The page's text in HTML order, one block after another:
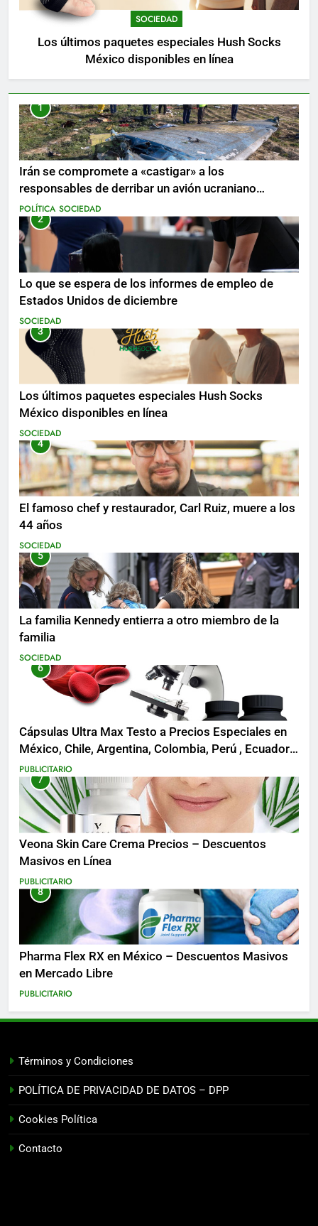
SOCIEDAD
Los últimos paquetes especiales Hush Socks
México disponibles en línea
1
Irán se compromete a «castigar» a los
responsables de derribar un avión ucraniano
mientras se realizan arrestos
POLÍTICA SOCIEDAD
2
Lo que se espera de los informes de empleo de
Estados Unidos de diciembre
SOCIEDAD
3
Los últimos paquetes especiales Hush Socks
México disponibles en línea
SOCIEDAD
4
El famoso chef y restaurador, Carl Ruiz, muere a los
44 años
SOCIEDAD
5
La familia Kennedy entierra a otro miembro de la
familia
SOCIEDAD
6
Cápsulas Ultra Max Testo a Precios Especiales en
México, Chile, Argentina, Colombia, Perú , Ecuador,
Costa Rica y Más
PUBLICITARIO
7
Veona Skin Care Crema Precios – Descuentos
Masivos en Línea
PUBLICITARIO
8
Pharma Flex RX en México – Descuentos Masivos
en Mercado Libre
PUBLICITARIO
Términos y Condiciones
POLÍTICA DE PRIVACIDAD DE DATOS – DPP
Cookies Política
Contacto